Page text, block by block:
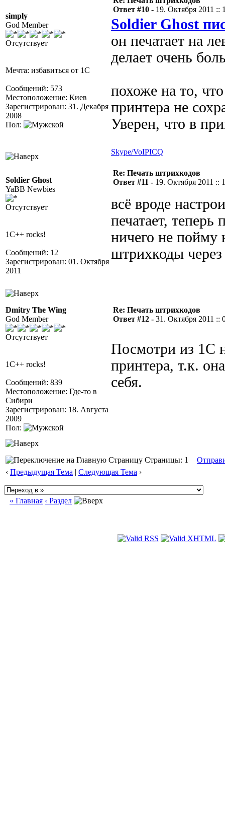
simply
God Member
Отсутствует
Мечта: избавиться от 1С
Сообщений: 573
Местоположение: Киев
Зарегистрирован: 31. Декабря
2008
Пол:
Ответ #10 - 19. Октября 2011 ::
Soldier Ghost
он печатает на
делает очень
похоже на то,
принтера не
Уверен, что в
Skype/VoIPICQ
Soldier Ghost
YaBB Newbies
Отсутствует
1C++ rocks!
Сообщений: 12
Зарегистрирован: 01. Октября
2011
Re: Печать штрихкодов
Ответ #11 - 19. Октября 2011 ::
всё вроде
печатает,
ничего не пойму
штрихкоды через
Dmitry The Wing
God Member
Отсутствует
1C++ rocks!
Сообщений: 839
Местоположение: Где-то в
Сибири
Зарегистрирован: 18. Августа
2009
Пол:
Re: Печать штрихкодов
Ответ #12 - 31. Октября 2011 ::
Посмотри из 1С
принтера, т.к.
себя.
Страницы: 1
‹ Предыдущая Тема | Следующая Тема ›
« Главная ‹ Раздел